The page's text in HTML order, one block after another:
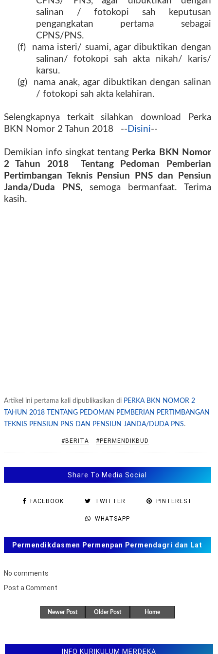
salinan / fotokopi sah keputusan
pengangkatan pertama sebagai
CPNS/PNS.
(f)
nama isteri/ suami, agar dibuktikan dengan
salinan/ fotokopi sah akta nikah/ karis/
karsu.
(g)
nama anak, agar dibuktikan dengan salinan
/ fotokopi sah akta kelahiran.
Selengkapnya terkait silahkan download Perka
BKN Nomor 2 Tahun 2018
-- Disini--
Demikian info singkat tentang Perka BKN Nomor
2 Tahun 2018
Tentang Pedoman Pemberian
Pertimbangan Teknis Pensiun PNS dan Pensiun
Janda/Duda PNS, semoga bermanfaat. Terima
kasih.
Artikel ini pertama kali dipublikasikan di PERKA BKN NOMOR 2
TAHUN 2018 TENTANG PEDOMAN PEMBERIAN PERTIMBANGAN
TEKNIS PENSIUN PNS DAN PENSIUN JANDA/DUDA PNS.
#BERITA #PERMENDIKBUD
Share To Media Social
FACEBOOK TWITTER PINTEREST
WHATSAPP
Permendikdasmen Permenpan Permendagri dan Lat
No comments
Post a Comment
Newer Post Older Post Home
INFO KURIKULUM MERDEKA